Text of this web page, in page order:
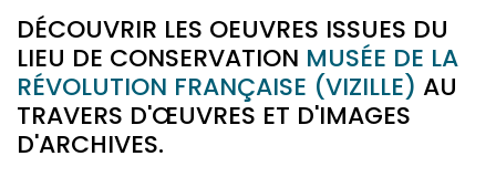
DÉCOUVRIR LES OEUVRES ISSUES DU
LIEU DE CONSERVATION MUSÉE DE LA
RÉVOLUTION FRANÇAISE (VIZILLE) AU
TRAVERS D'ŒUVRES ET D'IMAGES
D'ARCHIVES.